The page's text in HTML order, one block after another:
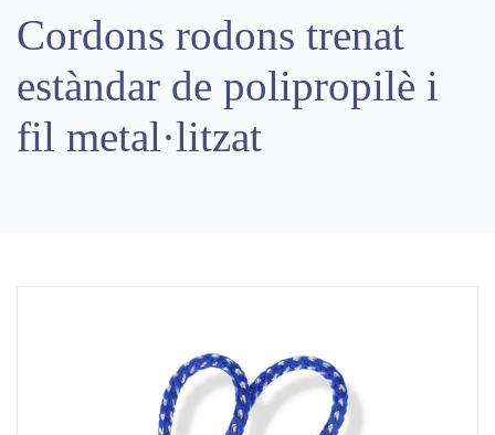
Cordons rodons trenat
estàndar de polipropilè i
fil metal·litzat